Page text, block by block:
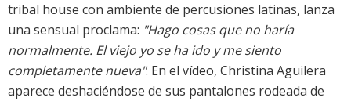
tribal house con ambiente de percusiones latinas, lanza
una sensual proclama: "Hago cosas que no haría
normalmente. El viejo yo se ha ido y me siento
completamente nueva". En el vídeo, Christina Aguilera
aparece deshaciéndose de sus pantalones rodeada de